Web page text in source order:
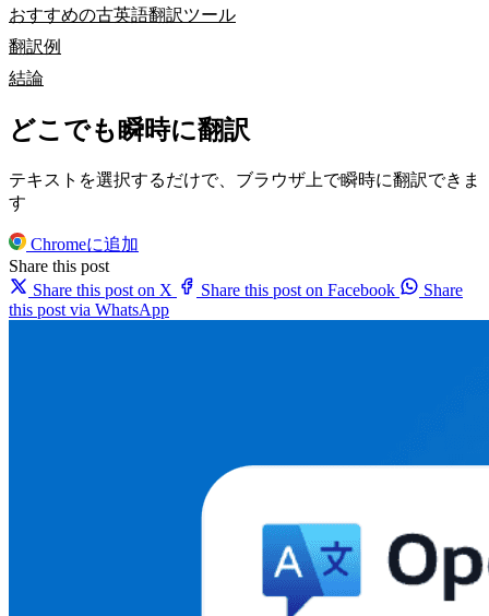
おすすめの古英語翻訳ツール
翻訳例
結論
どこでも瞬時に翻訳
テキストを選択するだけで、ブラウザ上で瞬時に翻訳できま
す
Chromeに追加
Share this post
Share this post on X
Share this post on Facebook
Share
this post via WhatsApp